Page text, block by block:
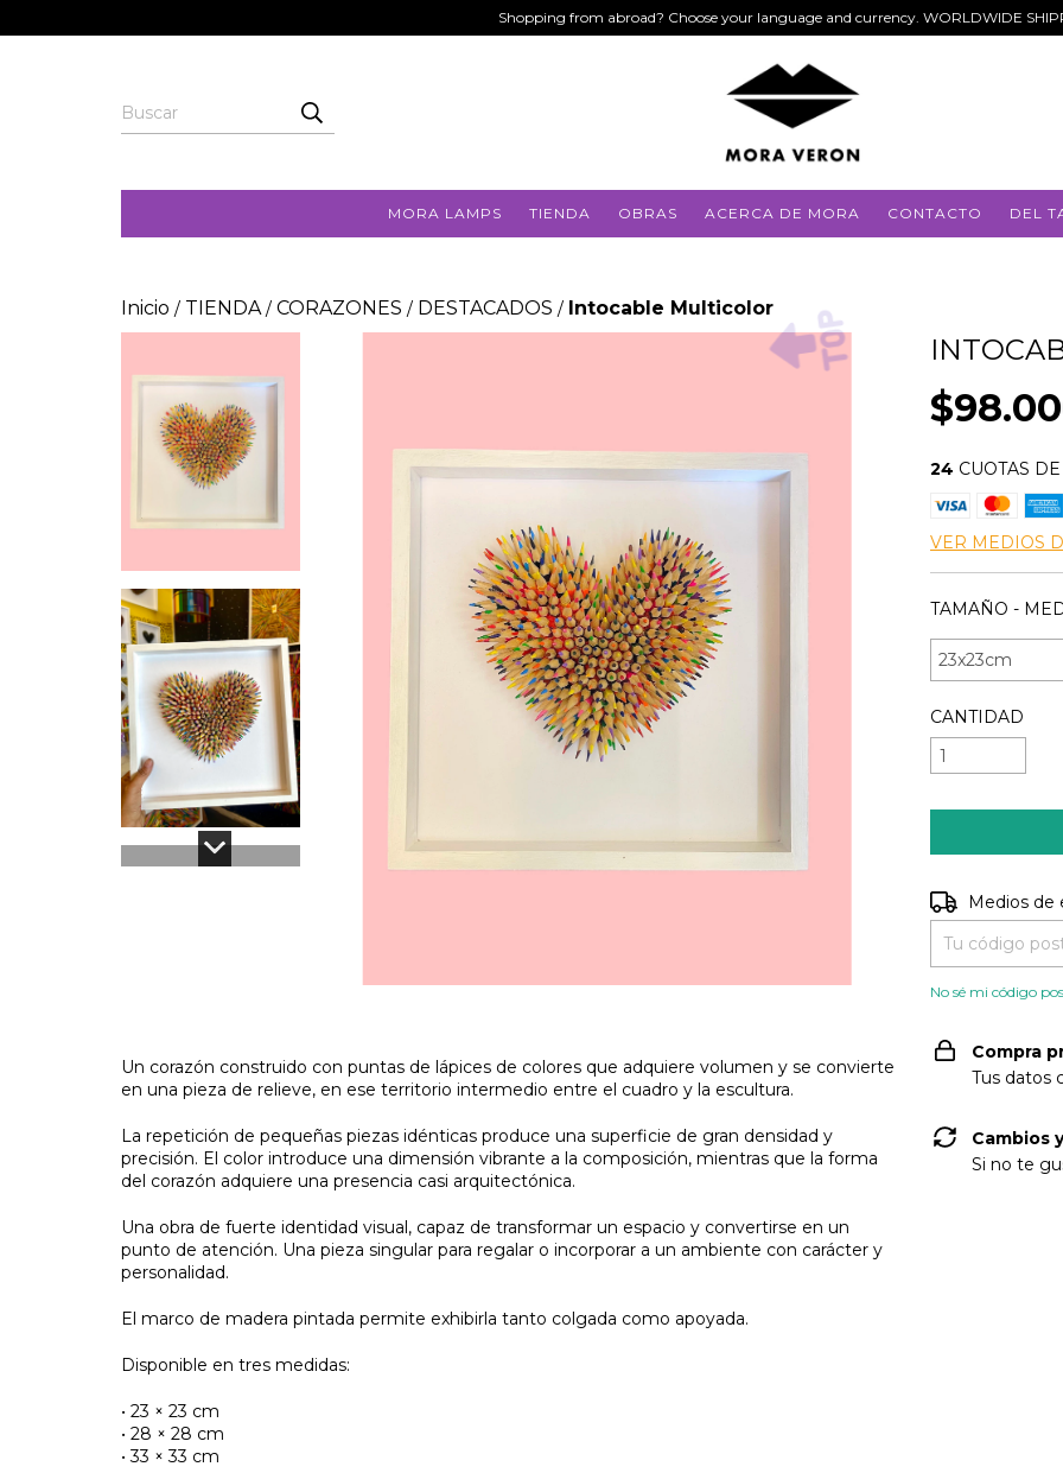
Shopping from abroad? Choose your language and currency. WORLDWIDE
MORA LAMPS TIENDA OBRAS ACERCA DE MORA CONTACTO DEL
Inicio / TIENDA / CORAZONES / DESTACADOS / Intocable Multicolor
Un corazón construido con puntas de lápices de colores que adquiere volumen y se convierte
en una pieza de relieve, en ese territorio intermedio entre el cuadro y la escultura.
La repetición de pequeñas piezas idénticas produce una superficie de gran densidad y
precisión. El color introduce una dimensión vibrante a la composición, mientras que la forma
del corazón adquiere una presencia casi arquitectónica.
Una obra de fuerte identidad visual, capaz de transformar un espacio y convertirse en un
punto de atención. Una pieza singular para regalar o incorporar a un ambiente con carácter y
personalidad.
El marco de madera pintada permite exhibirla tanto colgada como apoyada.
Disponible en tres medidas:
• 23 × 23 cm
• 28 × 28 cm
• 33 × 33 cm
24 CUOTAS DE
VER MEDIOS
TAMAÑO -
CANTIDAD
Entregas para
Medios de
No sé mi código
Compra
Tus datos
Cambios
Si no te